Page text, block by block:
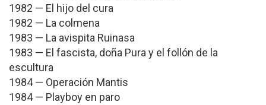
1982 — El hijo del cura
1982 — La colmena
1983 — La avispita Ruinasa
1983 — El fascista, doña Pura y el follón de la
escultura
1984 — Operación Mantis
1984 — Playboy en paro